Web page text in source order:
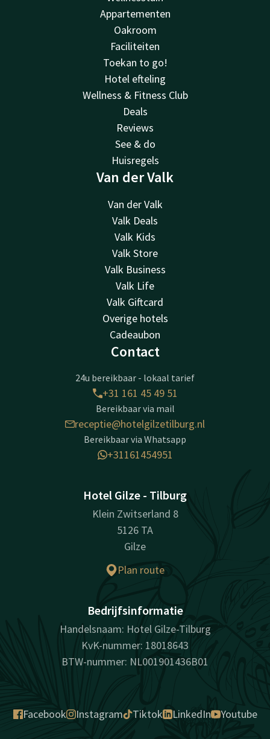
Appartementen
Oakroom
Faciliteiten
Toekan to go!
Hotel efteling
Wellness & Fitness Club
Deals
Reviews
See & do
Huisregels
Van der Valk
Van der Valk
Valk Deals
Valk Kids
Valk Store
Valk Business
Valk Life
Valk Giftcard
Overige hotels
Cadeaubon
Contact
24u bereikbaar - lokaal tarief
+31 161 45 49 51
Bereikbaar via mail
receptie@hotelgilzetilburg.nl
Bereikbaar via Whatsapp
+31161454951
Hotel Gilze - Tilburg
Klein Zwitserland 8
5126 TA
Gilze
Plan route
Bedrijfsinformatie
Handelsnaam: Hotel Gilze-Tilburg
KvK-nummer: 18018643
BTW-nummer: NL001901436B01
Facebook Instagram Tiktok LinkedIn Youtube